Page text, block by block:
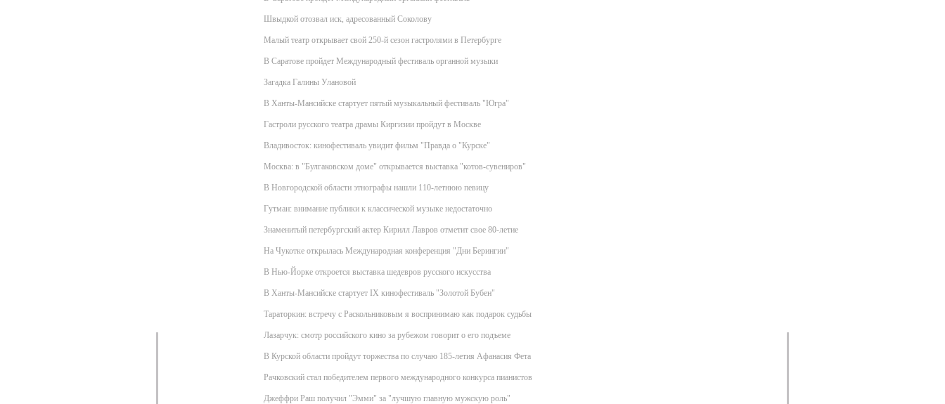
Швыдкой отозвал иск, адресованный Соколову
Малый театр открывает свой 250-й сезон гастролями в Петербурге
В Саратове пройдет Международный фестиваль органной музыки
Загадка Галины Улановой
В Ханты-Мансийске стартует пятый музыкальный фестиваль "Югра"
Гастроли русского театра драмы Киргизии пройдут в Москве
Владивосток: кинофестиваль увидит фильм "Правда о "Курске"
Москва: в "Булгаковском доме" открывается выставка "котов-сувениров"
В Новгородской области этнографы нашли 110-летнюю певицу
Гутман: внимание публики к классической музыке недостаточно
Знаменитый петербургский актер Кирилл Лавров отметит свое 80-летие
На Чукотке открылась Международная конференция "Дни Берингии"
В Нью-Йорке откроется выставка шедевров русского искусства
В Ханты-Мансийске стартует IX кинофестиваль "Золотой Бубен"
Тараторкин: встречу с Раскольниковым я воспринимаю как подарок судьбы
Лазарчук: смотр российского кино за рубежом говорит о его подъеме
В Курской области пройдут торжества по случаю 185-летия Афанасия Фета
Рачковский стал победителем первого международного конкурса пианистов
Джеффри Раш получил "Эмми" за "лучшую главную мужскую роль"